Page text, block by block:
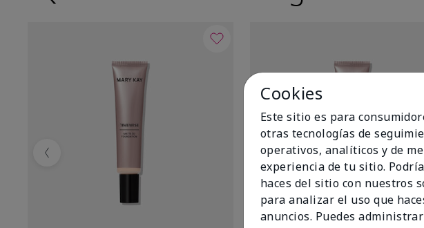
Previous
Cookies
Este sitio es para
otras tecnologías de
operativos, analíticos y de
experiencia de tu sitio.
haces del sitio con nuestros
para analizar el uso que
anuncios. Puedes